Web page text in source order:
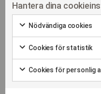
“Kunde inte ha
himla nöjda med
hem.”
Sara Andersson,
“Har verkligen
Hantera dina
Nödvändiga cookies
Markera
för
till
användning
Cookies för statistik
Markera
för Cookies för personlig
Markera